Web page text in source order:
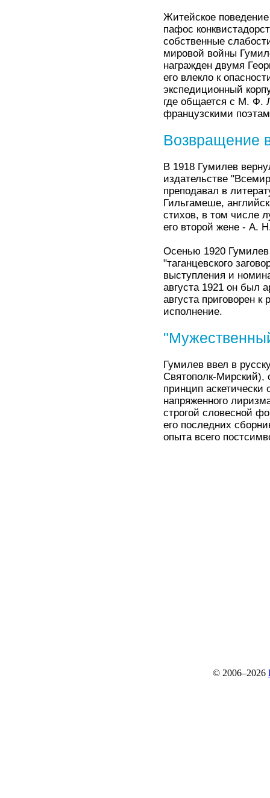
Житейское
пафос
собственные
мировой войны
награжден двумя
его влекло к
экспедиционный
где общается с М. Ф.
французскими
Возвращение
В 1918 Гумилев
издательстве
преподавал в
Гильгамеше,
стихов, в том числе
его второй жене - А.
Осенью 1920 Гумилев
"таганцевского
выступления и
августа 1921 он был
августа приговорен
исполнение.
Гумилев ввел в
Святополк-
принцип аскетически
напряженного
строгой словесной
его последних
опыта всего
© 2006–2026